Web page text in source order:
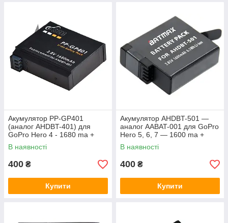
Акумулятор PP-GP401
(аналог AHDBT-401) для
GoPro Hero 4 - 1680 ma +
бокс для зберігання
В наявності
400 ₴
Купити
Акумулятор AHDBT-501 —
аналог AABAT-001 для GoPro
Hero 5, 6, 7 — 1600 ma +
бокс для зберігання
В наявності
400 ₴
Купити